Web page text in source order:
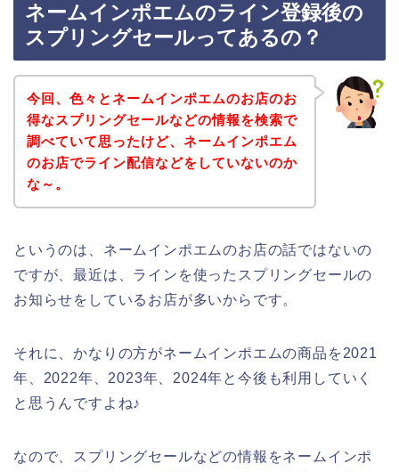
ネームインポエムのライン登録後の
スプリングセールってあるの？
今回、色々とネームインポエムのお店のお
得なスプリングセールなどの情報を検索で
調べていて思ったけど、ネームインポエム
のお店でライン配信などをしていないのか
な～。
というのは、ネームインポエムのお店の話ではないの
ですが、最近は、ラインを使ったスプリングセールの
お知らせをしているお店が多いからです。
それに、かなりの方がネームインポエムの商品を2021
年、2022年、2023年、2024年と今後も利用していく
と思うんですよね♪
なので、スプリングセールなどの情報をネームインポ